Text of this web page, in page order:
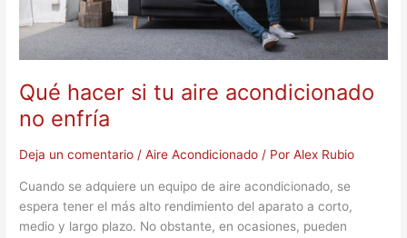
Qué hacer si tu aire acondicionado
no enfría
Deja un comentario /Aire Acondicionado / PorAlex Rubio
Cuando se adquiere un equipo de aire acondicionado, se
espera tener el más alto rendimiento del aparato a corto,
medio y largo plazo. No obstante, en ocasiones, pueden